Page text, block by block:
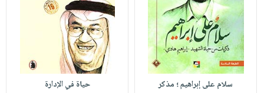
سلام على إبراهيم ؛ مذكر حياة في الإدارة